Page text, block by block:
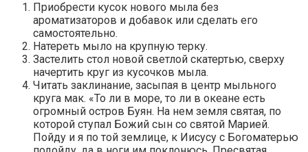
Приобрести кусок нового мыла без
ароматизаторов и добавок или сделать его
самостоятельно.
Натереть мыло на крупную терку.
Застелить стол новой светлой скатертью, сверху
начертить круг из кусочков мыла.
Читать заклинание, засыпая в центр мыльного
круга мак. «То ли в море, то ли в океане есть
огромный остров Буян. На нем земля святая, по
которой ступал Божий сын со святой Марией.
Пойду и я по той землице, к Иисусу с Богоматерью